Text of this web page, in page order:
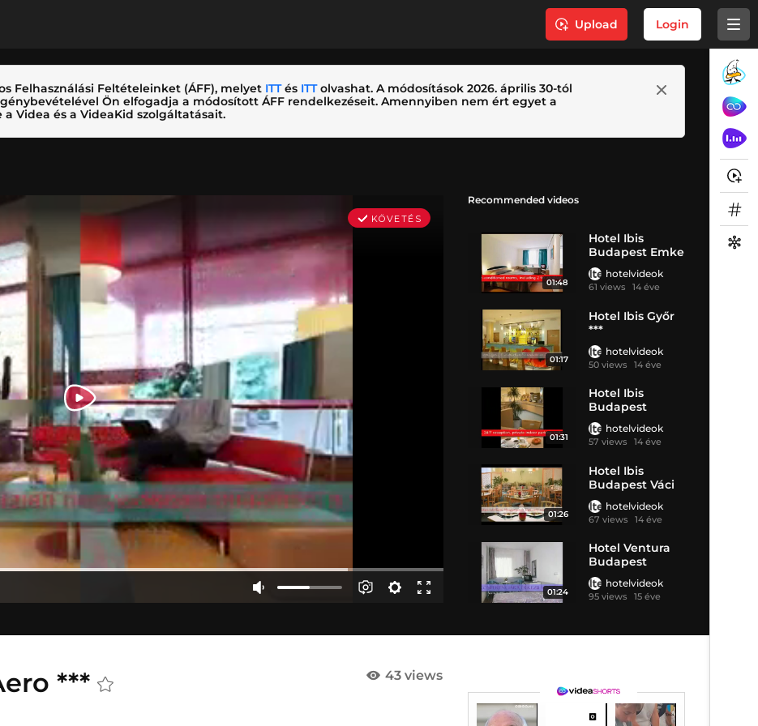
Upload Login
Felhasználási Feltételeinket (ÁFF), melyet ITTés ITTolvashat. A módosítások 2026. április 30-tól
Ön elfogadja a módosított ÁFF rendelkezéseit. Amennyiben nem ért egyet a
Videa és a VideaKid szolgáltatásait.
Recommended videos
01:48
Hotel Ibis
Budapest Emke
***
hotelvideok
61 views 14 éve
01:17
Hotel Ibis Győr
***
hotelvideok
50 views 14 éve
01:31
Hotel Ibis
Budapest
Centrum
hotelvideok
57 views 14 éve
01:26
Hotel Ibis
Budapest Váci
út
hotelvideok
67 views 14 éve
01:24
Hotel Ventura
Budapest
hotelvideok
95 views 15 éve
*** 43 views